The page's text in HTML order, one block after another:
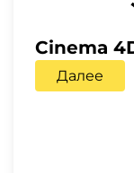
Cinema
Далее